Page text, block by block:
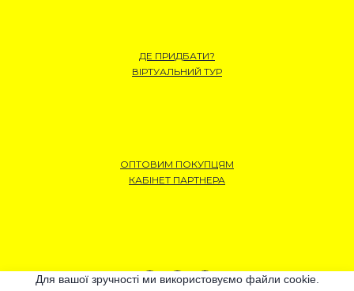
ДЕ ПРИДБАТИ?
ВІРТУАЛЬНИЙ ТУР
ОПТОВИМ ПОКУПЦЯМ
КАБІНЕТ ПАРТНЕРА
Для вашої зручності ми використовуємо файли cookie.